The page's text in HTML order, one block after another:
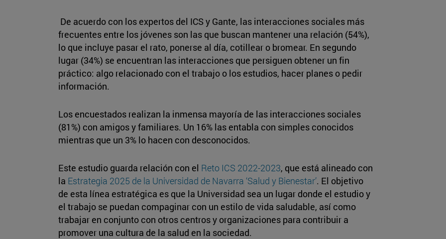
De acuerdo con los expertos del ICS y Gante, las interacciones sociales más
frecuentes entre los jóvenes son las que buscan mantener una relación (54%),
lo que incluye pasar el rato, ponerse al día, cotillear o bromear. En segundo
lugar (34%) se encuentran las interacciones que persiguen obtener un fin
práctico: algo relacionado con el trabajo o los estudios, hacer planes o pedir
información.
Los encuestados realizan la inmensa mayoría de las interacciones sociales
(81%) con amigos y familiares. Un 16% las entabla con simples conocidos
mientras que un 3% lo hacen con desconocidos.
Este estudio guarda relación con el Reto ICS 2022-2023, que está alineado con
la Estrategia 2025 de la Universidad de Navarra ‘Salud y Bienestar’. El objetivo
de esta línea estratégica es que la Universidad sea un lugar donde el estudio y
el trabajo se puedan compaginar con un estilo de vida saludable, así como
trabajar en conjunto con otros centros y organizaciones para contribuir a
promover una cultura de la salud en la sociedad.